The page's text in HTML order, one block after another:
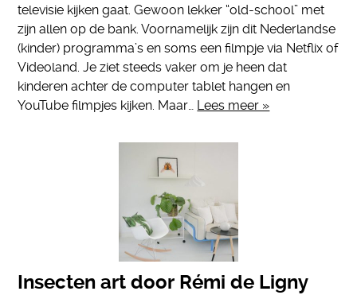
televisie kijken gaat. Gewoon lekker “old-school” met
zijn allen op de bank. Voornamelijk zijn dit Nederlandse
(kinder) programma’s en soms een filmpje via Netflix of
Videoland. Je ziet steeds vaker om je heen dat
kinderen achter de computer tablet hangen en
YouTube filmpjes kijken. Maar… Lees meer »
Insecten art door Rémi de Ligny